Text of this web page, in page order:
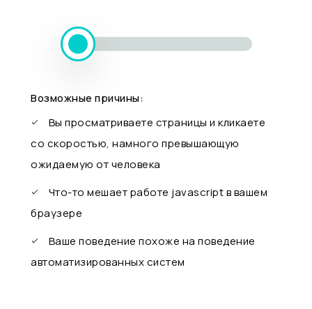
Возможные причины:
Вы просматриваете страницы и кликаете
со скоростью, намного превышающую
ожидаемую от человека
Что-то мешает работе javascript в вашем
браузере
Ваше поведение похоже на поведение
автоматизированных систем